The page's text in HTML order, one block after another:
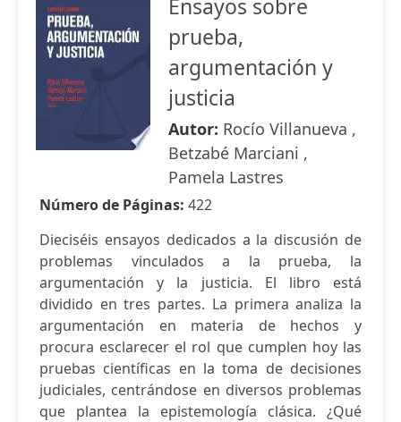
Ensayos sobre
prueba,
argumentación y
justicia
Autor: Rocío Villanueva ,
Betzabé Marciani ,
Pamela Lastres
Número de Páginas: 422
Dieciséis ensayos dedicados a la discusión de
problemas vinculados a la prueba, la
argumentación y la justicia. El libro está
dividido en tres partes. La primera analiza la
argumentación en materia de hechos y
procura esclarecer el rol que cumplen hoy las
pruebas científicas en la toma de decisiones
judiciales, centrándose en diversos problemas
que plantea la epistemología clásica. ¿Qué